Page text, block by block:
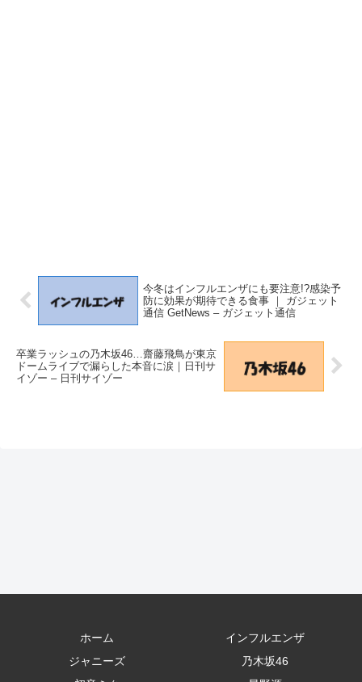
今冬はインフルエンザにも要注意!?感染予
防に効果が期待できる食事 ｜ ガジェット
通信 GetNews – ガジェット通信
卒業ラッシュの乃木坂46…齋藤飛鳥が東京
ドームライブで漏らした本音に涙｜日刊サ
イゾー – 日刊サイゾー
ホーム
インフルエンザ
ジャニーズ
乃木坂46